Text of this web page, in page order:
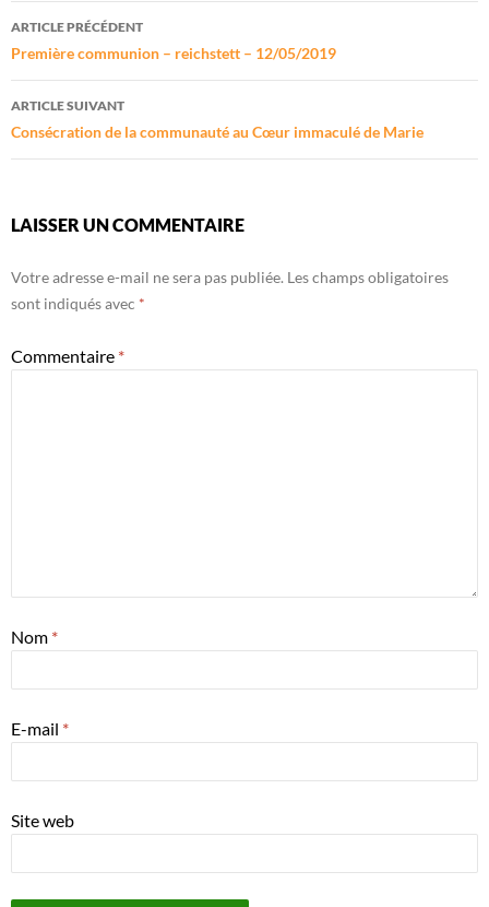
Navigation
des
articles
ARTICLE PRÉCÉDENT
Première communion – reichstett – 12/05/2019
ARTICLE SUIVANT
Consécration de la communauté au Cœur immaculé de Marie
LAISSER UN COMMENTAIRE
Votre adresse e-mail ne sera pas publiée. Les champs obligatoires
sont indiqués avec *
Commentaire *
Nom *
E-mail *
Site web